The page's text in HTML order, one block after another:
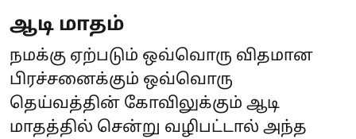
ஆடி மாதம்
நமக்கு ஏற்படும் ஒவ்வொரு விதமான
பிரச்சனைக்கும் ஒவ்வொரு
தெய்வத்தின் கோவிலுக்கும் ஆடி
மாதத்தில் சென்று வழிபட்டால் அந்த